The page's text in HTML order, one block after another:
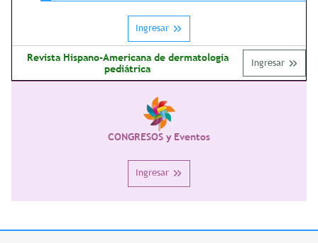
Ingresar
Revista Hispano-Americana de dermatología
pediátrica
Ingresar
CONGRESOS y Eventos
Ingresar